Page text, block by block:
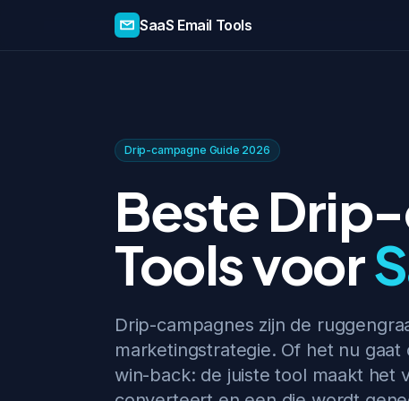
SaaS Email Tools
Drip-campagne Guide 2026
Beste
Tools voor
Drip-campagnes zijn de
marketingstrategie. Of het nu
win-back: de juiste tool maakt het